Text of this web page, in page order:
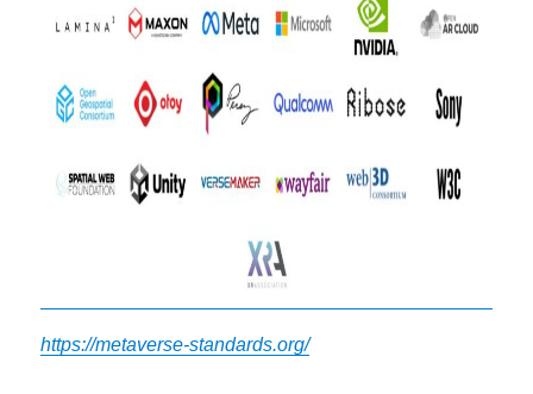
https://metaverse-standards.org/